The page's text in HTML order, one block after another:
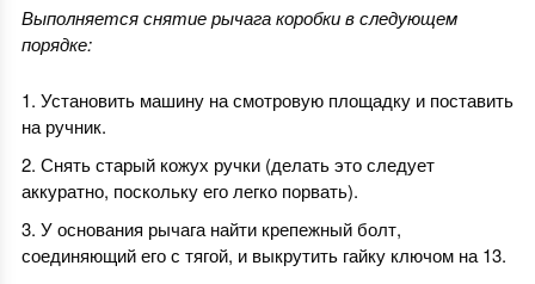
Выполняется снятие рычага коробки в следующем
порядке:
Установить машину на смотровую площадку и поставить
на ручник.
Снять старый кожух ручки (делать это следует
аккуратно, поскольку его легко порвать).
У основания рычага найти крепежный болт,
соединяющий его с тягой, и выкрутить гайку ключом на 13.